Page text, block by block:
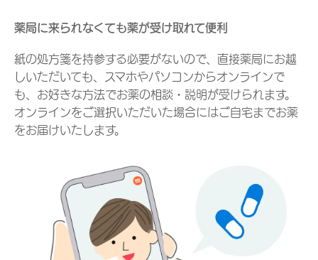
薬局に来られなくても薬が受け取れて便利
紙の処方箋を持参する必要がないので、直接薬局にお越
しいただいても、スマホやパソコンからオンラインで
も、お好きな方法でお薬の相談・説明が受けられます。
オンラインをご選択いただいた場合にはご自宅までお薬
をお届けいたします。